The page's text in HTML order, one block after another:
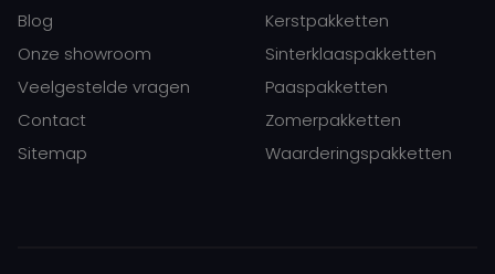
Blog
Onze showroom
Veelgestelde vragen
Contact
Sitemap
Kerstpakketten
Sinterklaaspakketten
Paaspakketten
Zomerpakketten
Waarderingspakketten